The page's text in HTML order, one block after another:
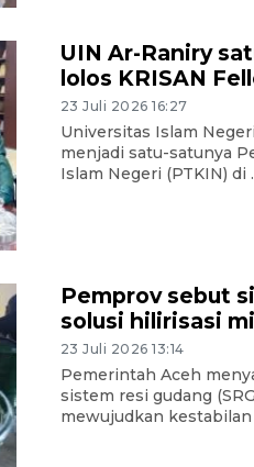
UIN Ar-Raniry
lolos KRISAN
23 Juli 2026 16:27
Universitas Islam
menjadi satu-satunya
Islam Negeri (PTKIN) di
Pemprov sebut
solusi hilirisasi
23 Juli 2026 13:14
Pemerintah Aceh
sistem resi gudang
mewujudkan kestabilan
FOTO
2 Juni